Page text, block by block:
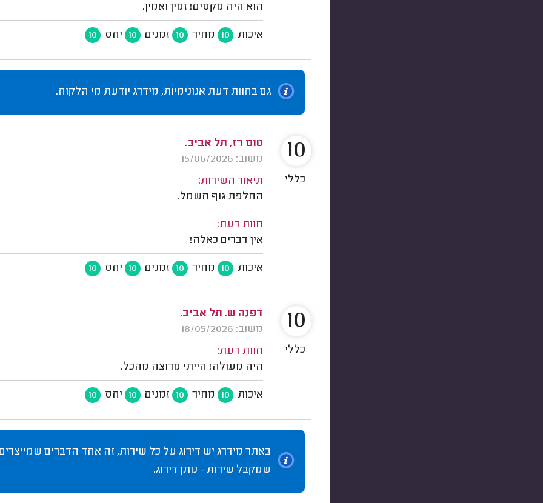
הוא היה מקסים! זמין ואמין.
איכות 10 מחיר 10 זמנים 10 יחס 10
גם בחוות דעת אנונימיות, מידרג יודעת מי הלקוח.
טום רז, תל אביב.
משוב: 15/06/2026
תיאור השירות:
החלפת גוף חשמל.
חוות דעת:
אין דברים כאלה!
איכות 10 מחיר 10 זמנים 10 יחס 10
10
כללי
דפנה ש. תל אביב.
משוב: 18/05/2026
חוות דעת:
היה מעולה! הייתי מרוצה מהכל.
איכות 10 מחיר 10 זמנים 10 יחס 10
10
כללי
באתר מידרג יש דירוג על כל שירות, זה אחד הדברים
שמקבל שירות - נותן דירוג.